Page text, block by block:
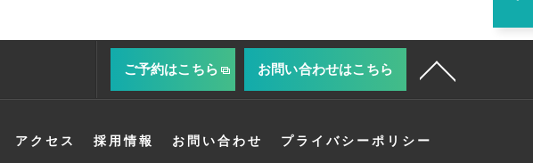
ご予約はこちら お問い合わせはこちら
アクセス 採用情報 お問い合わせ プライバシーポリシー